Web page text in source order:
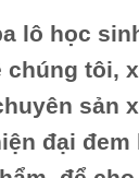
lô học
chúng tôi,
sản
đại